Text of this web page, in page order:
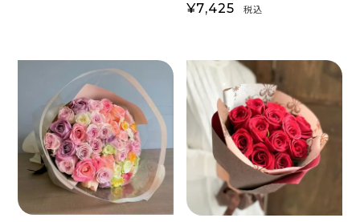
¥7,425 税込